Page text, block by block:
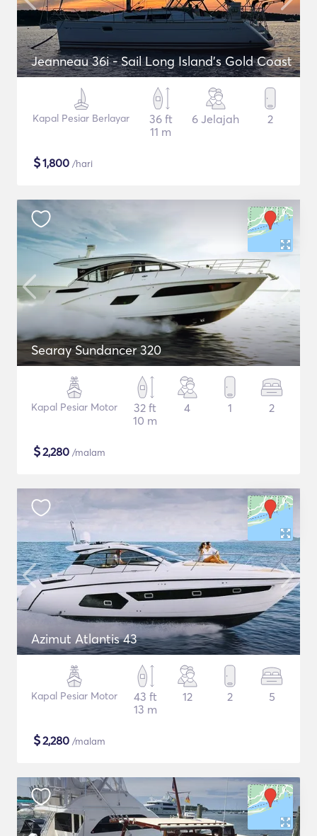
Jeanneau 36i - Sail Long Island's Gold Coast
Kapal Pesiar Berlayar
36 ft
11 m
6 Jelajah 2
$1,800 /hari
Searay Sundancer 320
Kapal Pesiar Motor
32 ft
10 m
4 1 2
$2,280 /malam
Azimut Atlantis 43
Kapal Pesiar Motor
43 ft
13 m
12 2 5
$2,280 /malam